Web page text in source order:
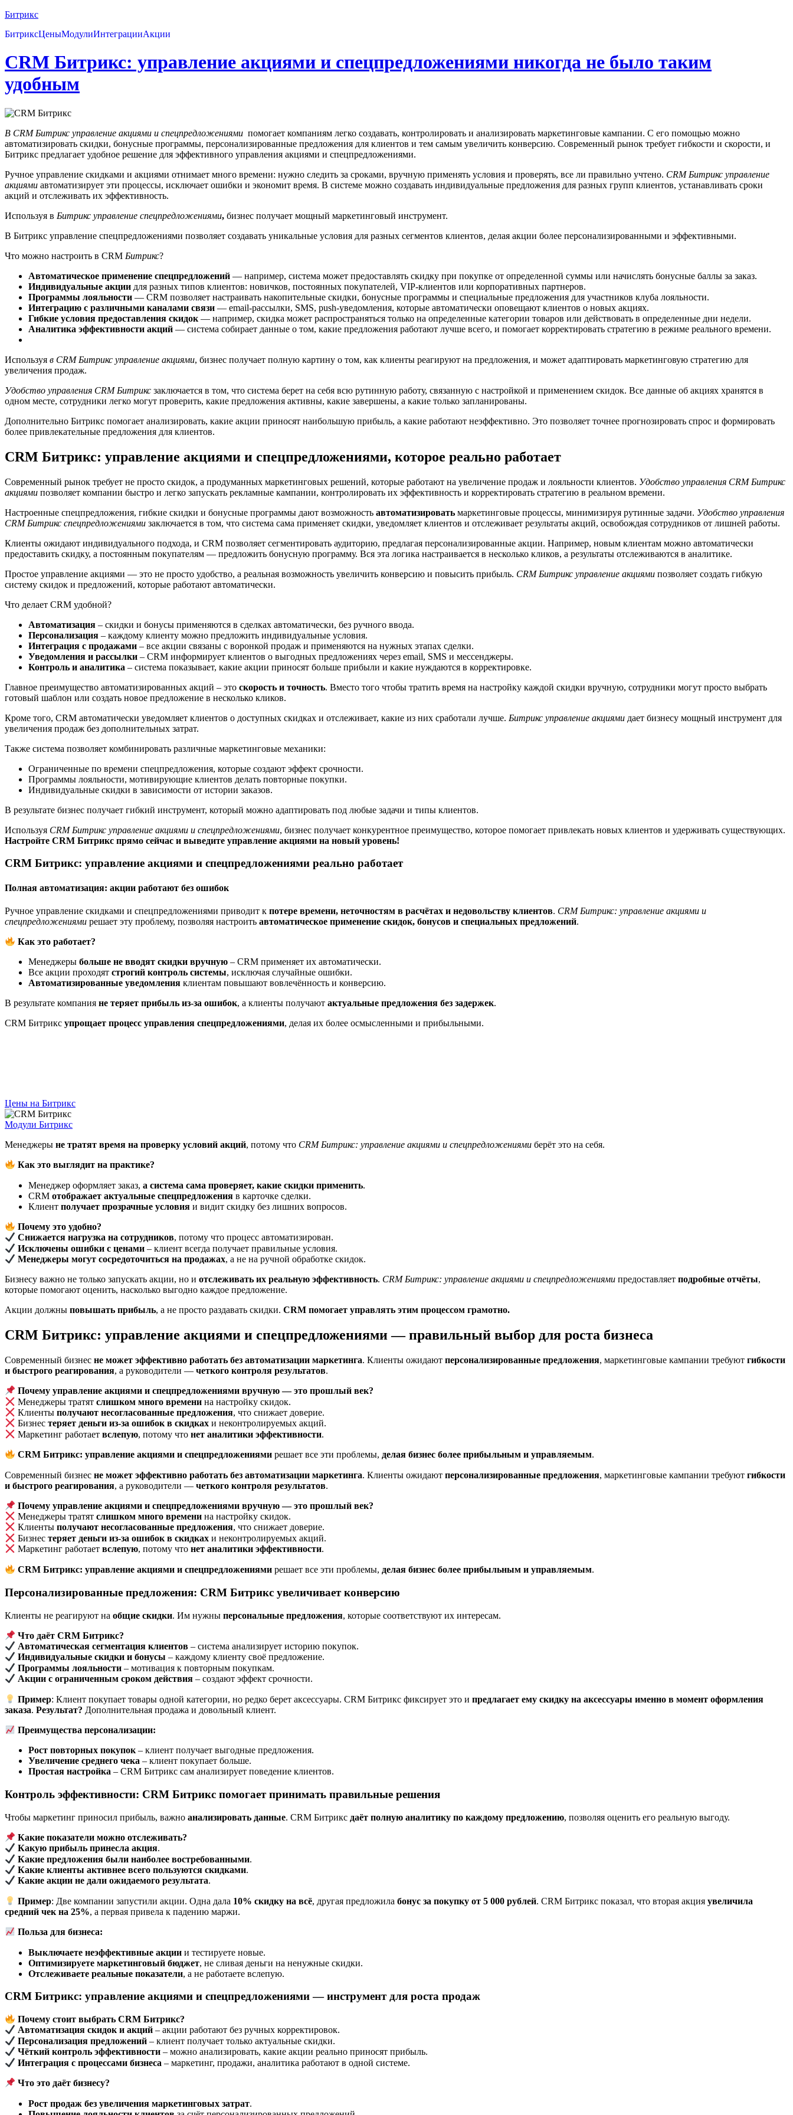
Битрикс
БитриксЦеныМодулиИнтеграцииАкции
CRM Битрикс: управление акциями и спецпредложениями никогда не было таким
удобным
В CRM Битрикс управление акциями и спецпредложениями помогает компаниям легко создавать, контролировать и анализировать маркетинговые кампании. С его помощью можно
автоматизировать скидки, бонусные программы, персонализированные предложения для клиентов и тем самым увеличить конверсию. Современный рынок требует гибкости и скорости, и
Битрикс предлагает удобное решение для эффективного управления акциями и спецпредложениями.
Ручное управление скидками и акциями отнимает много времени: нужно следить за сроками, вручную применять условия и проверять, все ли правильно учтено. CRM Битрикс управление
акциями автоматизирует эти процессы, исключает ошибки и экономит время. В системе можно создавать индивидуальные предложения для разных групп клиентов, устанавливать сроки
акций и отслеживать их эффективность.
Используя в Битрикс управление спецпредложениями, бизнес получает мощный маркетинговый инструмент.
В Битрикс управление спецпредложениями позволяет создавать уникальные условия для разных сегментов клиентов, делая акции более персонализированными и эффективными.
Что можно настроить в CRM Битрикс?
Автоматическое применение спецпредложений — например, система может предоставлять скидку при покупке от определенной суммы или начислять бонусные баллы за заказ.
Индивидуальные акции для разных типов клиентов: новичков, постоянных покупателей, VIP-клиентов или корпоративных партнеров.
Программы лояльности — CRM позволяет настраивать накопительные скидки, бонусные программы и специальные предложения для участников клуба лояльности.
Интеграцию с различными каналами связи — email-рассылки, SMS, push-уведомления, которые автоматически оповещают клиентов о новых акциях.
Гибкие условия предоставления скидок — например, скидка может распространяться только на определенные категории товаров или действовать в определенные дни недели.
Аналитика эффективности акций — система собирает данные о том, какие предложения работают лучше всего, и помогает корректировать стратегию в режиме реального времени.
Используя в CRM Битрикс управление акциями, бизнес получает полную картину о том, как клиенты реагируют на предложения, и может адаптировать маркетинговую стратегию для
увеличения продаж.
Удобство управления CRM Битрикс заключается в том, что система берет на себя всю рутинную работу, связанную с настройкой и применением скидок. Все данные об акциях хранятся в
одном месте, сотрудники легко могут проверить, какие предложения активны, какие завершены, а какие только запланированы.
Дополнительно Битрикс помогает анализировать, какие акции приносят наибольшую прибыль, а какие работают неэффективно. Это позволяет точнее прогнозировать спрос и формировать
более привлекательные предложения для клиентов.
CRM Битрикс: управление акциями и спецпредложениями, которое реально работает
Современный рынок требует не просто скидок, а продуманных маркетинговых решений, которые работают на увеличение продаж и лояльности клиентов. Удобство управления CRM Битрикс
акциями позволяет компании быстро и легко запускать рекламные кампании, контролировать их эффективность и корректировать стратегию в реальном времени.
Настроенные спецпредложения, гибкие скидки и бонусные программы дают возможность автоматизировать маркетинговые процессы, минимизируя рутинные задачи. Удобство управления
CRM Битрикс спецпредложениями заключается в том, что система сама применяет скидки, уведомляет клиентов и отслеживает результаты акций, освобождая сотрудников от лишней работы.
Клиенты ожидают индивидуального подхода, и CRM позволяет сегментировать аудиторию, предлагая персонализированные акции. Например, новым клиентам можно автоматически
предоставить скидку, а постоянным покупателям — предложить бонусную программу. Вся эта логика настраивается в несколько кликов, а результаты отслеживаются в аналитике.
Простое управление акциями — это не просто удобство, а реальная возможность увеличить конверсию и повысить прибыль. CRM Битрикс управление акциями позволяет создать гибкую
систему скидок и предложений, которые работают автоматически.
Что делает CRM удобной?
Автоматизация – скидки и бонусы применяются в сделках автоматически, без ручного ввода.
Персонализация – каждому клиенту можно предложить индивидуальные условия.
Интеграция с продажами – все акции связаны с воронкой продаж и применяются на нужных этапах сделки.
Уведомления и рассылки – CRM информирует клиентов о выгодных предложениях через email, SMS и мессенджеры.
Контроль и аналитика – система показывает, какие акции приносят больше прибыли и какие нуждаются в корректировке.
Главное преимущество автоматизированных акций – это скорость и точность. Вместо того чтобы тратить время на настройку каждой скидки вручную, сотрудники могут просто выбрать
готовый шаблон или создать новое предложение в несколько кликов.
Кроме того, CRM автоматически уведомляет клиентов о доступных скидках и отслеживает, какие из них сработали лучше. Битрикс управление акциями дает бизнесу мощный инструмент для
увеличения продаж без дополнительных затрат.
Также система позволяет комбинировать различные маркетинговые механики:
Ограниченные по времени спецпредложения, которые создают эффект срочности.
Программы лояльности, мотивирующие клиентов делать повторные покупки.
Индивидуальные скидки в зависимости от истории заказов.
В результате бизнес получает гибкий инструмент, который можно адаптировать под любые задачи и типы клиентов.
Используя CRM Битрикс управление акциями и спецпредложениями, бизнес получает конкурентное преимущество, которое помогает привлекать новых клиентов и удерживать существующих.
Настройте CRM Битрикс прямо сейчас и выведите управление акциями на новый уровень!
CRM Битрикс: управление акциями и спецпредложениями реально работает
Полная автоматизация: акции работают без ошибок
Ручное управление скидками и спецпредложениями приводит к потере времени, неточностям в расчётах и недовольству клиентов. CRM Битрикс: управление акциями и
спецпредложениями решает эту проблему, позволяя настроить автоматическое применение скидок, бонусов и специальных предложений.
Как это работает?
Менеджеры больше не вводят скидки вручную – CRM применяет их автоматически.
Все акции проходят строгий контроль системы, исключая случайные ошибки.
Автоматизированные уведомления клиентам повышают вовлечённость и конверсию.
В результате компания не теряет прибыль из-за ошибок, а клиенты получают актуальные предложения без задержек.
CRM Битрикс упрощает процесс управления спецпредложениями, делая их более осмысленными и прибыльными.
Цены на Битрикс
Модули Битрикс
Менеджеры не тратят время на проверку условий акций, потому что CRM Битрикс: управление акциями и спецпредложениями берёт это на себя.
Как это выглядит на практике?
Менеджер оформляет заказ, а система сама проверяет, какие скидки применить.
CRM отображает актуальные спецпредложения в карточке сделки.
Клиент получает прозрачные условия и видит скидку без лишних вопросов.
Почему это удобно?
Снижается нагрузка на сотрудников, потому что процесс автоматизирован.
Исключены ошибки с ценами – клиент всегда получает правильные условия.
Менеджеры могут сосредоточиться на продажах, а не на ручной обработке скидок.
Бизнесу важно не только запускать акции, но и отслеживать их реальную эффективность. CRM Битрикс: управление акциями и спецпредложениями предоставляет подробные отчёты,
которые помогают оценить, насколько выгодно каждое предложение.
Акции должны повышать прибыль, а не просто раздавать скидки. CRM помогает управлять этим процессом грамотно.
CRM Битрикс: управление акциями и спецпредложениями — правильный выбор для роста бизнеса
Современный бизнес не может эффективно работать без автоматизации маркетинга. Клиенты ожидают персонализированные предложения, маркетинговые кампании требуют гибкости
и быстрого реагирования, а руководители — четкого контроля результатов.
Почему управление акциями и спецпредложениями вручную — это прошлый век?
Менеджеры тратятслишком много времени на настройку скидок.
Клиентыполучают несогласованные предложения, что снижает доверие.
Бизнестеряет деньги из-за ошибок в скидках и неконтролируемых акций.
Маркетинг работаетвслепую, потому чтонет аналитики эффективности.
CRM Битрикс: управление акциями и спецпредложениями решает все эти проблемы,делая бизнес более прибыльным и управляемым.
Современный бизнес не может эффективно работать без автоматизации маркетинга. Клиенты ожидают персонализированные предложения, маркетинговые кампании требуют гибкости
и быстрого реагирования, а руководители — четкого контроля результатов.
Почему управление акциями и спецпредложениями вручную — это прошлый век?
Менеджеры тратятслишком много времени на настройку скидок.
Клиентыполучают несогласованные предложения, что снижает доверие.
Бизнестеряет деньги из-за ошибок в скидках и неконтролируемых акций.
Маркетинг работаетвслепую, потому чтонет аналитики эффективности.
CRM Битрикс: управление акциями и спецпредложениями решает все эти проблемы, делая бизнес более прибыльным и управляемым.
Персонализированные предложения: CRM Битрикс увеличивает конверсию
Клиенты не реагируют на общие скидки. Им нужны персональные предложения, которые соответствуют их интересам.
Что даёт CRM Битрикс?
Автоматическая сегментация клиентов – система анализирует историю покупок.
Индивидуальные скидки и бонусы – каждому клиенту своё предложение.
Программы лояльности – мотивация к повторным покупкам.
Акции с ограниченным сроком действия – создают эффект срочности.
Пример: Клиент покупает товары одной категории, но редко берет аксессуары. CRM Битрикс фиксирует это ипредлагает ему скидку на аксессуары именно в момент оформления
заказа. Результат? Дополнительная продажа и довольный клиент.
Преимущества персонализации:
Рост повторных покупок – клиент получает выгодные предложения.
Увеличение среднего чека – клиент покупает больше.
Простая настройка – CRM Битрикс сам анализирует поведение клиентов.
Контроль эффективности: CRM Битрикс помогает принимать правильные решения
Чтобы маркетинг приносил прибыль, важно анализировать данные. CRM Битрикс даёт полную аналитику по каждому предложению, позволяя оценить его реальную выгоду.
Какие показатели можно отслеживать?
Какую прибыль принесла акция.
Какие предложения были наиболее востребованными.
Какие клиенты активнее всего пользуются скидками.
Какие акции не дали ожидаемого результата.
Пример: Две компании запустили акции. Одна дала 10% скидку на всё, другая предложилабонус за покупку от 5 000 рублей. CRM Битрикс показал, что вторая акцияувеличила
средний чек на 25%, а первая привела к падению маржи.
Польза для бизнеса:
Выключаете неэффективные акции и тестируете новые.
Оптимизируете маркетинговый бюджет, не сливая деньги на ненужные скидки.
Отслеживаете реальные показатели, а не работаете вслепую.
CRM Битрикс: управление акциями и спецпредложениями — инструмент для роста продаж
Почему стоит выбрать CRM Битрикс?
Автоматизация скидок и акций – акции работают без ручных корректировок.
Персонализация предложений – клиент получает только актуальные скидки.
Чёткий контроль эффективности – можно анализировать, какие акции реально приносят прибыль.
Интеграция с процессами бизнеса – маркетинг, продажи, аналитика работают в одной системе.
Что это даёт бизнесу?
Рост продаж без увеличения маркетинговых затрат.